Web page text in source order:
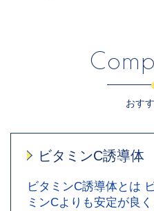
おす
ビタミンC誘導体
ビタミンC誘導体とは
ミンCよりも安定が良